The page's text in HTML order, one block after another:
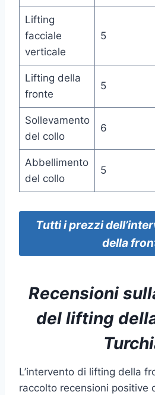
Lifting
facciale
verticale
5
Lifting della
fronte
5
Sollevamento
del collo
6
Abbellimento
del collo
5
Tuttii prezzi
della
Recensioni
del lifting
L’intervento di lifting della
raccolto recensioni positive